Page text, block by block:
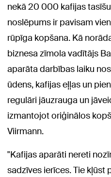
nekā 20 000 kafijas
noslēpums ir pavisam
rūpīga kopšana. Kā
biznesa zīmola vadītājs
aparāta darbības laiku
ūdens, kafijas eļļas un
regulāri jāuzrauga un
izmantojot oriģinālos
Viirmann.
"Kafijas aparāti nereti
sadzīves ierīces. Tie kļūst